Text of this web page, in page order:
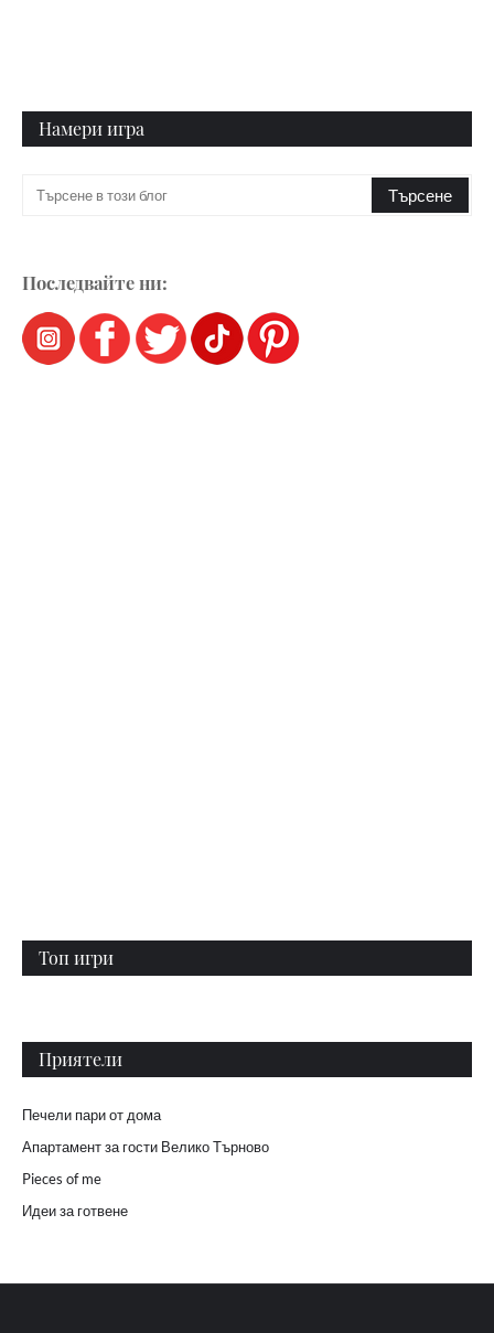
Намери игра
Последвайте ни:
Топ игри
Приятели
Печели пари от дома
Апартамент за гости Велико Търново
Pieces of me
Идеи за готвене